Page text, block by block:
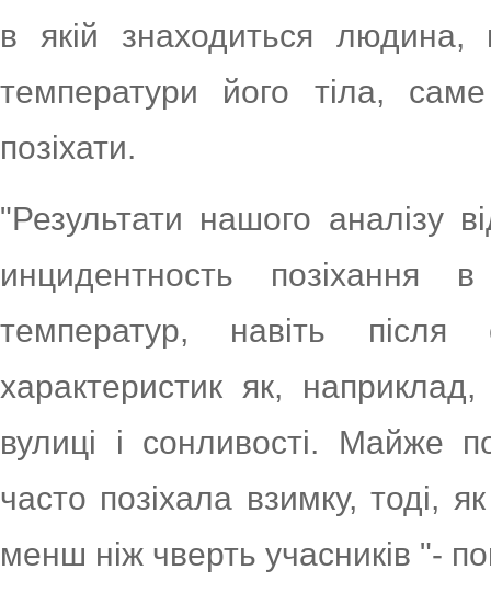
в якій знаходиться
температури його тіла,
позіхати.
"Результати нашого аналізу
инцидентность
температур, навіть після
характеристик як,
вулиці і сонливості. Майже
часто позіхала взимку, тоді,
менш ніж чверть учасників "-